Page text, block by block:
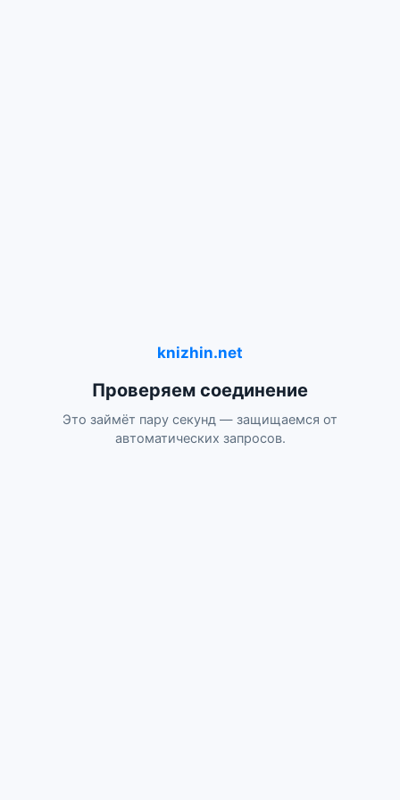
knizhin.net
Проверяем соединение
Это займёт пару секунд — защищаемся от
автоматических запросов.